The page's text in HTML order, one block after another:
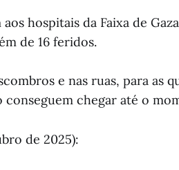
hospitais da Faixa de
de 16 feridos.
e nas ruas, para as
conseguem chegar até o
de 2025):